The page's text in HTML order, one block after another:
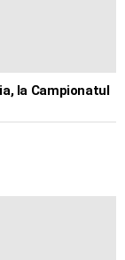
la Campionatul